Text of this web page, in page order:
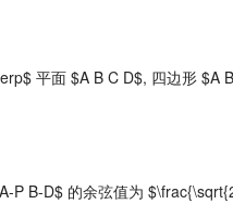
平面 $A B C D$, 四边形
P B-D$ 的余弦值为